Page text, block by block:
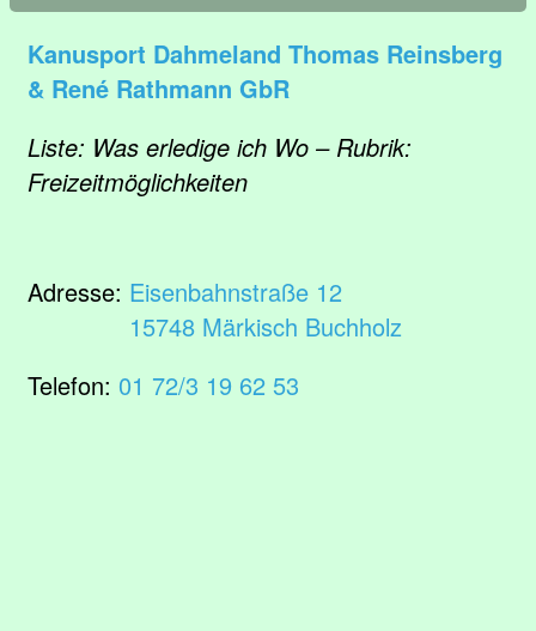
Kanusport Dahmeland Thomas Reinsberg
& René Rathmann GbR
Liste: Was erledige ich Wo – Rubrik:
Freizeitmöglichkeiten
Adresse: Eisenbahnstraße 12
15748 Märkisch Buchholz
Telefon: 01 72/3 19 62 53